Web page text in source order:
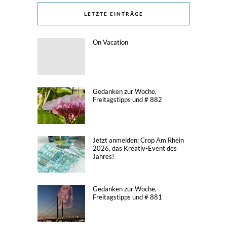
LETZTE EINTRÄGE
On Vacation
Gedanken zur Woche,
Freitagstipps und # 882
Jetzt anmelden: Crop Am Rhein
2026, das Kreativ-Event des
Jahres!
Gedanken zur Woche,
Freitagstipps und # 881